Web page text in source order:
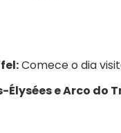
Comece o dia
Élysées e Arco do